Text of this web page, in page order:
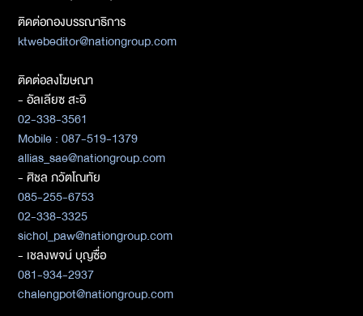
ติดต่อกองบรรณาธิการ
ktwebeditor@nationgroup.com
ติดต่อลงโฆษณา
- อัลเลียซ สะอิ
02-338-3561
Mobile : 087-519-1379
allias_sae@nationgroup.com
- ศิชล ภวัตโณทัย
085-255-6753
02-338-3325
sichol_paw@nationgroup.com
- เชลงพจน์ บุญซื่อ
081-934-2937
chalengpot@nationgroup.com